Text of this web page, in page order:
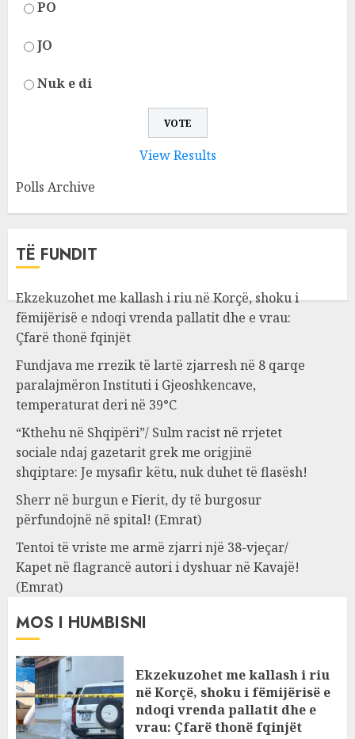
PO
JO
Nuk e di
View Results
Polls Archive
TË FUNDIT
Ekzekuzohet me kallash i riu në Korçë, shoku i
fëmijërisë e ndoqi vrenda pallatit dhe e vrau:
Çfarë thonë fqinjët
Fundjava me rrezik të lartë zjarresh në 8 qarqe
paralajmëron Instituti i Gjeoshkencave,
temperaturat deri në 39°C
“Kthehu në Shqipëri”/ Sulm racist në rrjetet
sociale ndaj gazetarit grek me origjinë
shqiptare: Je mysafir këtu, nuk duhet të flasësh!
Sherr në burgun e Fierit, dy të burgosur
përfundojnë në spital! (Emrat)
Tentoi të vriste me armë zjarri një 38-vjeçar/
Kapet në flagrancë autori i dyshuar në Kavajë!
(Emrat)
MOS I HUMBISNI
Ekzekuzohet me kallash i riu
në Korçë, shoku i fëmijërisë e
ndoqi vrenda pallatit dhe e
vrau: Çfarë thonë fqinjët